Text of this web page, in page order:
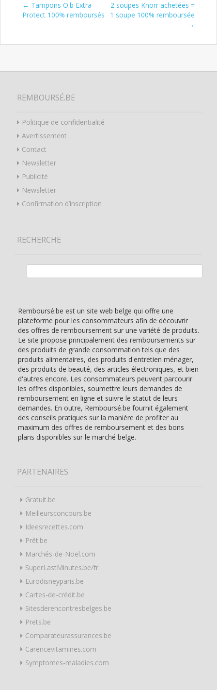
Post navigation
← Tampons O.b Extra
Protect 100% remboursés
2 soupes Knorr achetées =
1 soupe 100% remboursée
→
REMBOURSÉ.BE
Politique de confidentialité
Avertissement
Contact
Newsletter
Publicité
Newsletter
Confirmation d’inscription
RECHERCHE
Remboursé.be est un site web belge qui offre une
plateforme pour les consommateurs afin de découvrir
des offres de remboursement sur une variété de produits.
Le site propose principalement des remboursements sur
des produits de grande consommation tels que des
produits alimentaires, des produits d'entretien ménager,
des produits de beauté, des articles électroniques, et bien
d'autres encore. Les consommateurs peuvent parcourir
les offres disponibles, soumettre leurs demandes de
remboursement en ligne et suivre le statut de leurs
demandes. En outre, Remboursé.be fournit également
des conseils pratiques sur la manière de profiter au
maximum des offres de remboursement et des bons
plans disponibles sur le marché belge.
PARTENAIRES
Gratuit.be
Meilleursconcours.be
Ideesrecettes.com
Prêt.be
Marchés-de-Noël.com
SuperLastMinutes.be/fr
Eurodisneyparis.be
Cartes-de-crédit.be
Sitesderencontresbelges.be
Prets.be
Comparateurassurances.be
Carencevitamines.com
Symptomes-maladies.com